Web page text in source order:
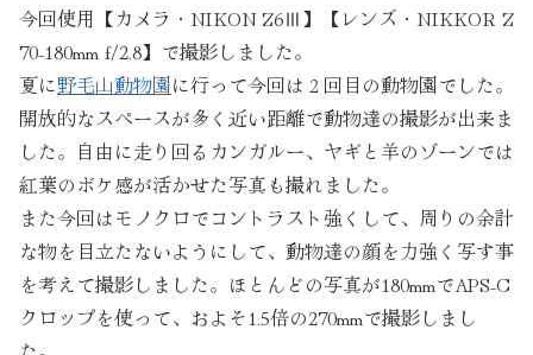
今回使用【カメラ・NIKON Z6Ⅲ】【レンズ・NIKKOR Z
70-180mm f/2.8】で撮影しました。
夏に野毛山動物園に行って今回は２回目の動物園でした。
開放的なスペースが多く近い距離で動物達の撮影が出来ま
した。自由に走り回るカンガルー、ヤギと羊のゾーンでは
紅葉のボケ感が活かせた写真も撮れました。
また今回はモノクロでコントラスト強くして、周りの余計
な物を目立たないようにして、動物達の顔を力強く写す事
を考えて撮影しました。ほとんどの写真が180mmでAPS-C
クロップを使って、およそ1.5倍の270mmで撮影しまし